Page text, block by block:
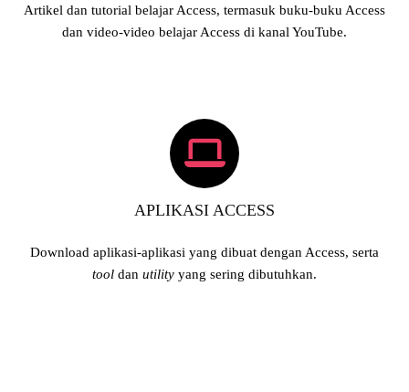
Artikel dan tutorial belajar Access, termasuk buku-buku Access
dan video-video belajar Access di kanal YouTube.
APLIKASI ACCESS
Download aplikasi-aplikasi yang dibuat dengan Access, serta
tool dan utility yang sering dibutuhkan.